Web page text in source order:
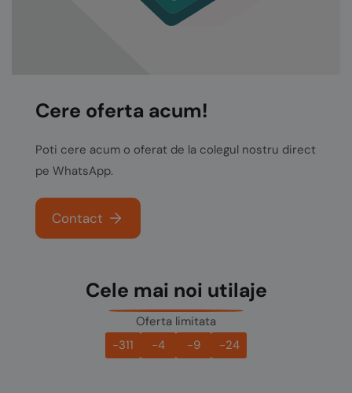
Cere oferta acum!
Poti cere acum o oferat de la colegul nostru direct
pe WhatsApp.
Contact
Cele mai noi utilaje
Oferta limitata
-311
-4 -9 -24